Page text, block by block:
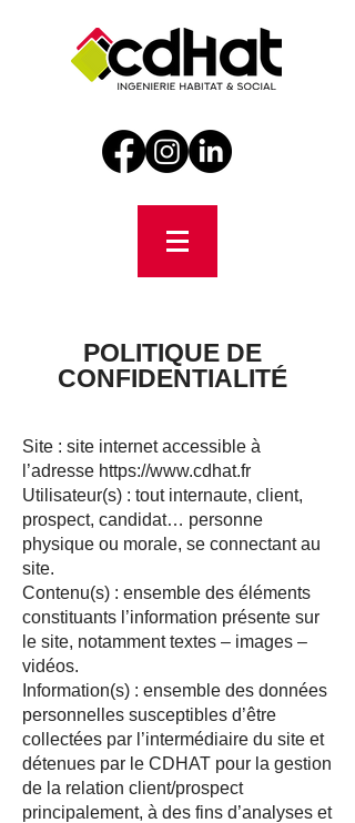
POLITIQUE DE
CONFIDENTIALITÉ
Site : site internet accessible à
l’adresse https://www.cdhat.fr
Utilisateur(s) : tout internaute, client,
prospect, candidat… personne
physique ou morale, se connectant au
site.
Contenu(s) : ensemble des éléments
constituants l’information présente sur
le site, notamment textes – images –
vidéos.
Information(s) : ensemble des données
personnelles susceptibles d’être
collectées par l’intermédiaire du site et
détenues par le CDHAT pour la gestion
de la relation client/prospect
principalement, à des fins d’analyses et